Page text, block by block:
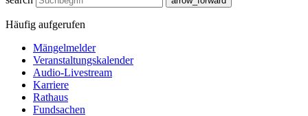
Häufig aufgerufen
Mängelmelder
Veranstaltungskalender
Audio-Livestream
Karriere
Rathaus
Fundsachen